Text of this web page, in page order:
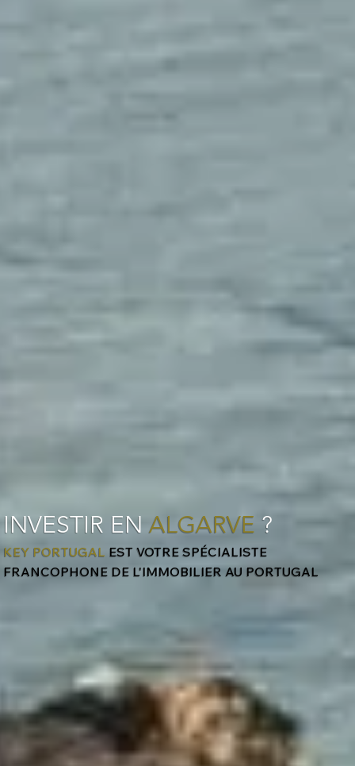
INVESTIR ENALGARVE?
KEY PORTUGAL EST VOTRE SPÉCIALISTE
FRANCOPHONE DE L'IMMOBILIER AU PORTUGAL